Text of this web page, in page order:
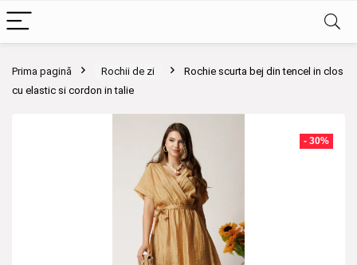
Prima pagină Rochii de zi
Rochie scurta bej din tencel in clos
cu elastic si cordon in talie
- 30%